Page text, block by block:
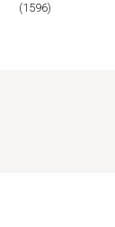
(1596)